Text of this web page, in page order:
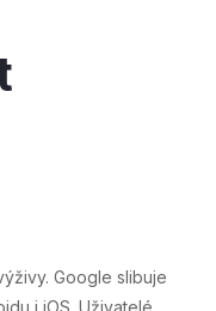
Google slibuje